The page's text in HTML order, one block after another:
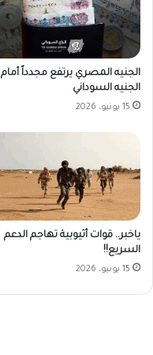
الجنيه المصري يرتفع مجدداً أمام
الجنيه السوداني
15 يونيو، 2026
ياخبر.. قوات أثيوبية تهاجم الدعم
السريع!!
15 يونيو، 2026